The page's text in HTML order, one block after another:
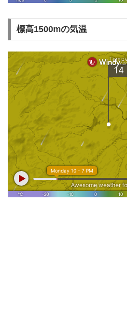
標高1500mの気温